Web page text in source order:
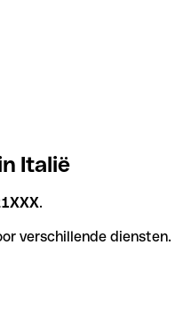
Italië
.
verschillende